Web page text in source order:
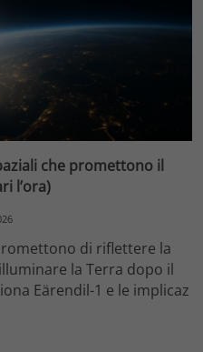
che promettono il
l’ora)
di riflettere la
la Terra dopo il
Eärendil-1 e le implicaz